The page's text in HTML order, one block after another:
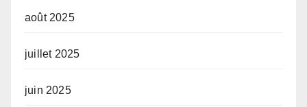
août 2025
juillet 2025
juin 2025